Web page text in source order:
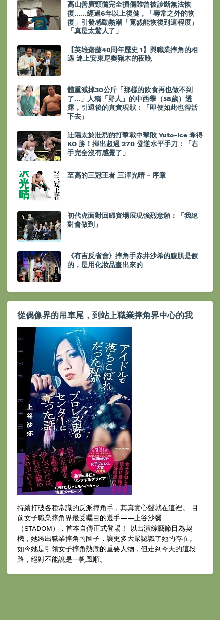
高山善廣頸髓完全損傷雖曾被診斷無法恢
復……經過6年以上復健，「尋常之外的恢
復」引發感動熱潮「竟然能恢復到這程度」
「真是太驚人了」
【英雄齋藤40周年歷史 1】與職業摔角的相
遇 迷上安東尼奧豬木的夜晚
體重減掉30公斤「那樣的飲食再也做不到
了…」人稱「野人」的中西學（58歲）透
露，引退後的真實現狀：「即便如此也得活
下去」
辻陽太於壯烈的打撃戰中擊敗 Yuto-Ice 奪得
KO 勝！揮出超過 270 發逆水平手刀：「右
手完全沒有感覺了」
至高的三冠王者 三澤光晴 - 序章
初代虎面對回歸賽場展現強烈意願：「我絕
對會做到」
《有吉反省會》摔角手赤井沙希的腹肌是假
的，是用化妝品畫出來的
從偶像界的吊車尾，到站上職業摔角界中心的我
持續打破各種常識的反派摔角手，其真實心聲就在這裡。 目
前女子職業摔角界最受矚目的選手——上谷沙彌
（STADOM），首本自傳正式登場！ 以出演綜藝節目為契
機，她跨出職業摔角的圈子，讓更多大眾認識了她的存在。
如今她是引領女子摔角熱潮的重要人物，但走到今天的這段
路，絕對不能說是一帆風順。